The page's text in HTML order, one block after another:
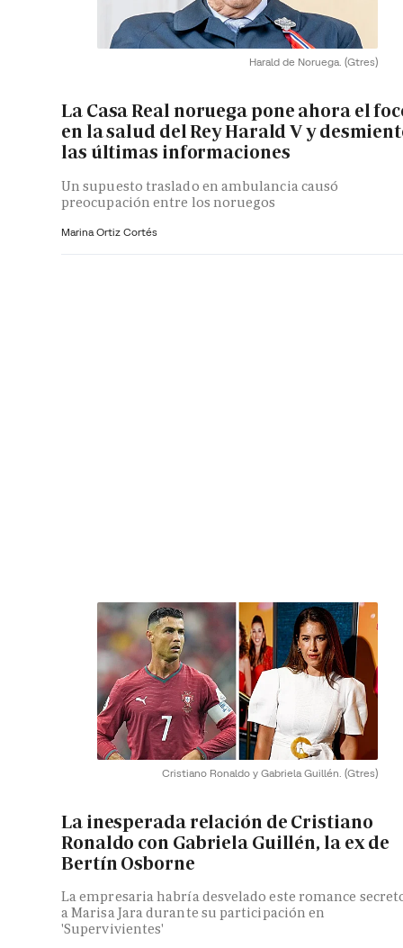
Harald de Noruega. (Gtres)
La Casa Real noruega pone ahora el
en la salud del Rey Harald V y
las últimas informaciones
Un supuesto traslado en ambulancia causó
preocupación entre los noruegos
Marina Ortiz Cortés
Cristiano Ronaldo y Gabriela Guillén. (Gtres)
La inesperada relación de Cristiano
Ronaldo con Gabriela Guillén, la ex de
Bertín Osborne
La empresaria habría desvelado este romance
a Marisa Jara durante su participación en
'Supervivientes'